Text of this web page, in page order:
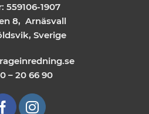
559106-1907
8, Arnäsvall
Sverige
– 20 66 90